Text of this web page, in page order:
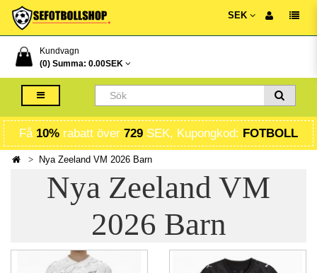
SEK
Kundvagn
(0) Summa: 0.00SEK
Få 10% rabatt över 729 SEK, Kupongkod: FOTBOLL
Nya Zeeland VM 2026 Barn
Nya Zeeland VM
2026 Barn